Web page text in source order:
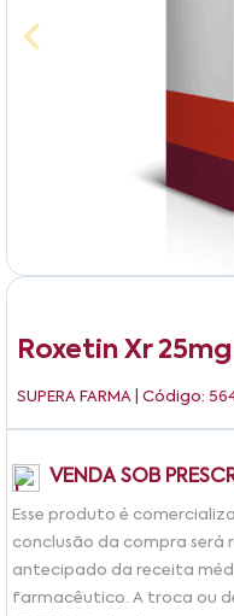
Roxetin Xr
SUPERA FARMA | Código:
VENDA SOB
Esse produto é
conclusão da compra será
antecipado da receita
farmacêutico. A troca ou